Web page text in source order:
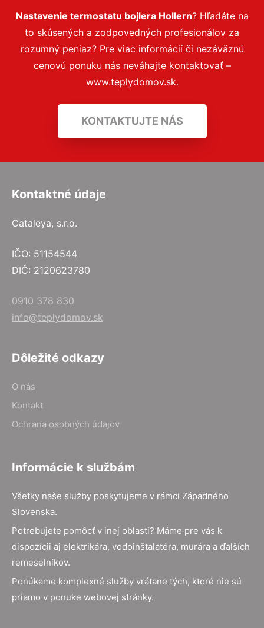
Nastavenie termostatu bojlera Hollern? Hľadáte na
to skúsených a zodpovedných profesionálov za
rozumný peniaz? Pre viac informácií či nezáväznú
cenovú ponuku nás neváhajte kontaktovať –
www.teplydomov.sk.
KONTAKTUJTE NÁS
Kontaktné údaje
Cataleya, s.r.o.
IČO: 51154544
DIČ: 2120623780
0910 378 830
info@teplydomov.sk
Dôležité odkazy
O nás
Kontakt
Ochrana osobných údajov
Informácie k službám
Všetky naše služby poskytujeme v rámci Západného
Slovenska.
Potrebujete pomôcť v inej oblasti? Máme pre vás k
dispozícii aj elektrikára, vodoinštalatéra, murára a ďalších
remeselníkov.
Ponúkame komplexné služby vrátane tých, ktoré nie sú
priamo v ponuke webovej stránky.